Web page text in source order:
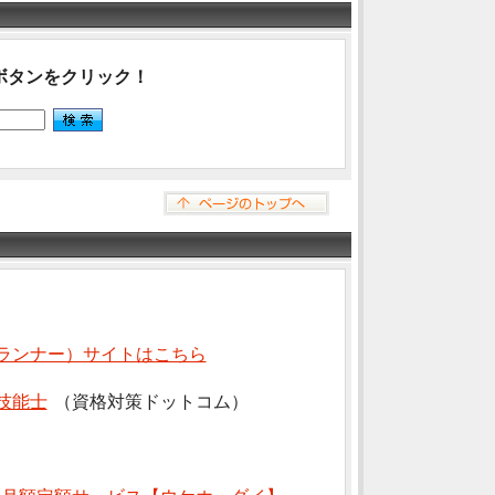
タンをクリック！
ンナー）サイトはこちら
能士 （資格対策ドットコム）